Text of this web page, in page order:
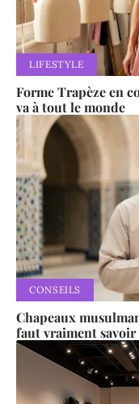
LIFESTYLE
Forme Trapèze en
va à tout le monde
CONSEILS
Chapeaux
faut vraiment savoir